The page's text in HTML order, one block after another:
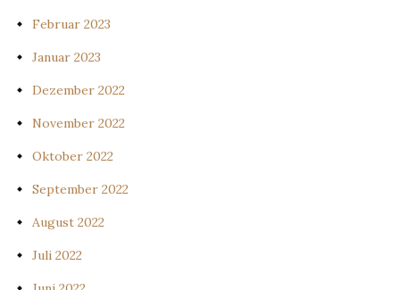
Februar 2023
Januar 2023
Dezember 2022
November 2022
Oktober 2022
September 2022
August 2022
Juli 2022